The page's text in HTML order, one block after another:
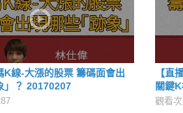
K線-大漲的股票 籌碼面會出
」？ 20170207
【直
關鍵
觀看次